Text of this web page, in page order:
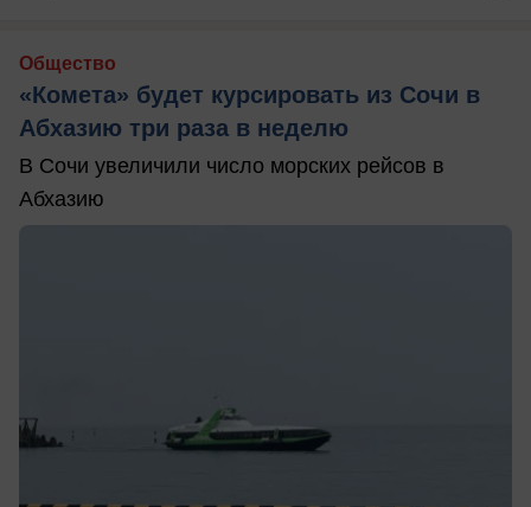
Общество
«Комета» будет курсировать из Сочи в
Абхазию три раза в неделю
В Сочи увеличили число морских рейсов в
Абхазию